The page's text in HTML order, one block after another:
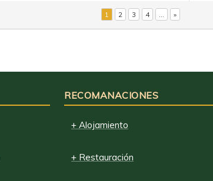
1 2 3 4 ... »
RECOMANACIONES
+ Alojamiento
+ Restauración